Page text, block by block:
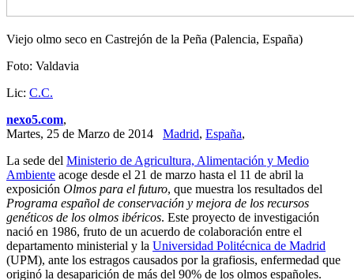
Viejo olmo seco en Castrejón de la Peña (Palencia, España)
Foto: Valdavia
Lic: C.C.
nexo5.com,
Martes, 25 de Marzo de 2014 Madrid, España,
La sede del Ministerio de Agricultura, Alimentación y Medio
Ambiente acoge desde el 21 de marzo hasta el 11 de abril la
exposición Olmos para el futuro, que muestra los resultados del
Programa español de conservación y mejora de los recursos
genéticos de los olmos ibéricos. Este proyecto de investigación
nació en 1986, fruto de un acuerdo de colaboración entre el
departamento ministerial y la Universidad Politécnica de Madrid
(UPM), ante los estragos causados por la grafiosis, enfermedad que
originó la desaparición de más del 90% de los olmos españoles.